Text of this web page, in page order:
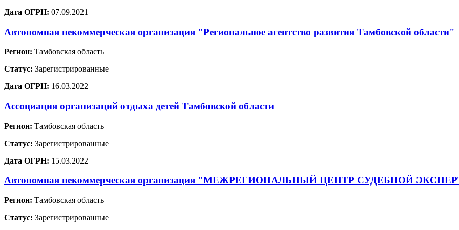
Дата ОГРН: 07.09.2021
Автономная некоммерческая организация "Региональное агентство развития Тамбовской области"
Регион: Тамбовская область
Статус: Зарегистрированные
Дата ОГРН: 16.03.2022
Ассоциация организаций отдыха детей Тамбовской области
Регион: Тамбовская область
Статус: Зарегистрированные
Дата ОГРН: 15.03.2022
Автономная некоммерческая организация "МЕЖРЕГИОНАЛЬНЫЙ ЦЕНТР СУДЕБНОЙ
Регион: Тамбовская область
Статус: Зарегистрированные